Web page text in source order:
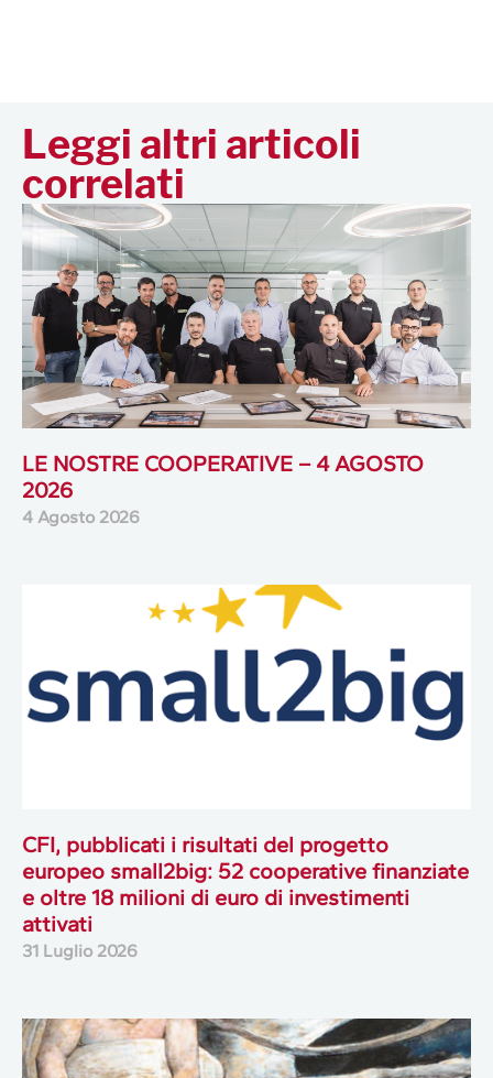
Leggi altri articoli
correlati
LE NOSTRE COOPERATIVE – 4 AGOSTO
2026
4 Agosto 2026
CFI, pubblicati i risultati del progetto
europeo small2big: 52 cooperative finanziate
e oltre 18 milioni di euro di investimenti
attivati
31 Luglio 2026